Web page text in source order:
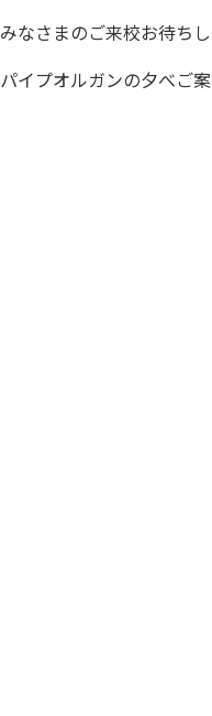
みなさまのご来校お待ちし
パイプオルガンの夕べご